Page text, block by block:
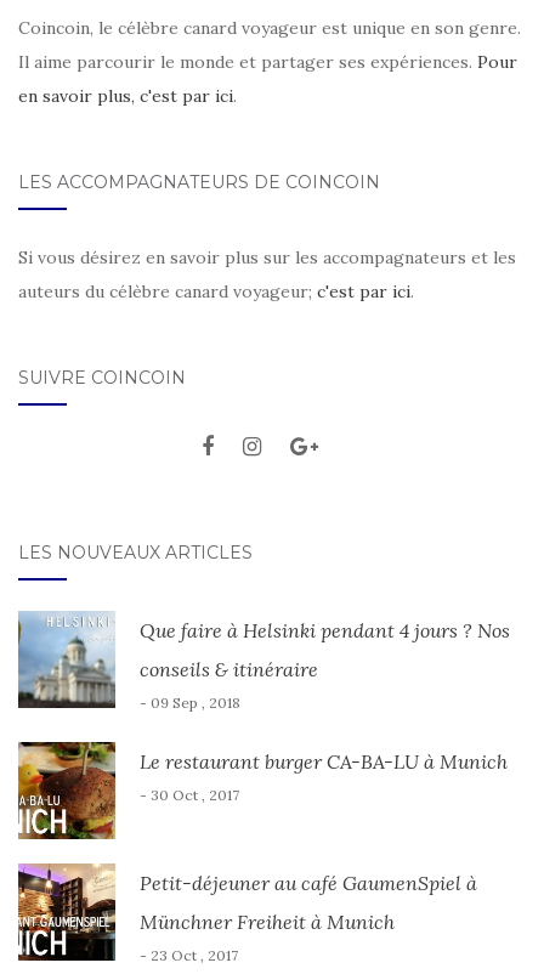
Coincoin, le célèbre canard voyageur est unique en son genre.
Il aime parcourir le monde et partager ses expériences. Pour
en savoir plus, c'est par ici.
LES ACCOMPAGNATEURS DE COINCOIN
Si vous désirez en savoir plus sur les accompagnateurs et les
auteurs du célèbre canard voyageur; c'est par ici.
SUIVRE COINCOIN
LES NOUVEAUX ARTICLES
Que faire à Helsinki pendant 4 jours ? Nos
conseils & itinéraire
- 09 Sep , 2018
Le restaurant burger CA-BA-LU à Munich
- 30 Oct , 2017
Petit-déjeuner au café GaumenSpiel à
Münchner Freiheit à Munich
- 23 Oct , 2017